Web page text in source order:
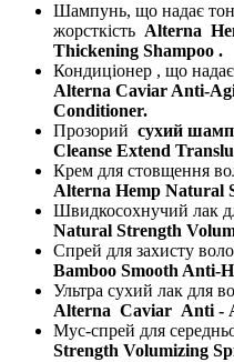
Шампунь, що надає
жорсткість Alterna
Thickening Shampoo .
Кондиціонер , що
Alterna Caviar Anti-
Conditioner.
Прозорий сухий
Cleanse Extend
Крем для стовщення
Alterna Hemp Natural
Швидкосохнучий лак
Natural Strength
Cпрей для захисту
Bamboo Smooth Anti-
Ультра сухий лак для
Alterna Caviar Anti -
Мус-спрей для
Strength Volumizing